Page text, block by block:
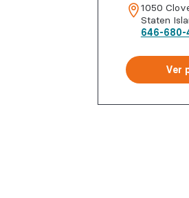
1050
Staten
646-680-
Ver